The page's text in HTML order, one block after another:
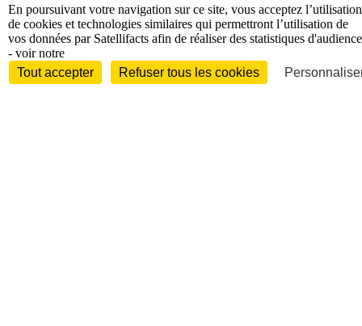
Entreprises et marchésTélécomsTechnologiesIndustries
techniquesDiversifications
International
En poursuivant votre navigation sur ce site, vous acceptez l’utilisation
de cookies et technologies similaires qui permettront l’utilisation de
vos données par Satellifacts afin de réaliser des statistiques d'audience
- voir notre
Tout accepter
Refuser tous les cookies